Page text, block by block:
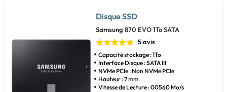
Disque SSD
Samsung 870 EVO 1To SATA
5 avis
Capacité stockage : 1To
Interface Disque : SATA III
NVMe PCIe : Non NVMe PCIe
Hauteur : 7 mm
Vitesse de Lecture : 00560 Mo/s